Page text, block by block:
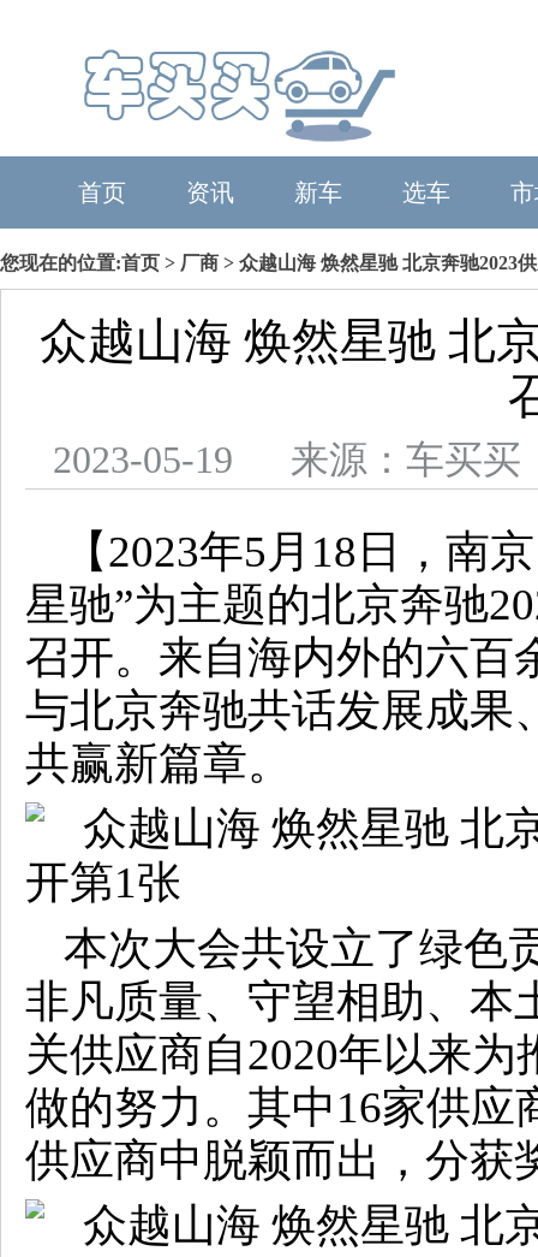
首页 资讯 新车 选车
您现在的位置:首页 > 厂商 > 众越山海 焕然星驰 北京奔驰2023
众越山海 焕然星驰 北
2023-05-19 来源：车买
【2023年5月18日，南
星驰”为主题的北京奔驰
召开。来自海内外的六百
与北京奔驰共话发展成果
共赢新篇章。
本次大会共设立了绿色
非凡质量、守望相助、本
关供应商自2020年以来
做的努力。其中16家供
供应商中脱颖而出，分获